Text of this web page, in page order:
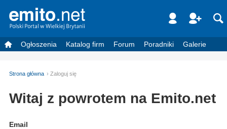
Ogłoszenia Katalog firm Forum Poradniki Galerie
Strona główna Zaloguj się
Witaj z powrotem na Emito.net
Email